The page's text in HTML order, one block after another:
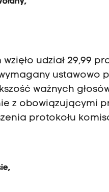
udział 29,99
ustawowo
ważnych
z obowiązującymi
protokołu